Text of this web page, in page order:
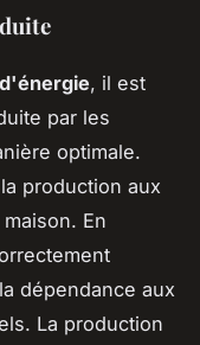
, il est
par les
optimale.
production aux
En
dépendance aux
La production